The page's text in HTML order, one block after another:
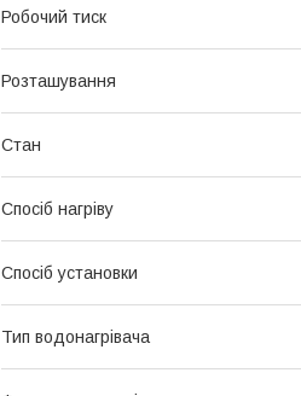
Робочий тиск
Розташування
Стан
Спосіб нагріву
Спосіб установки
Тип водонагрівача